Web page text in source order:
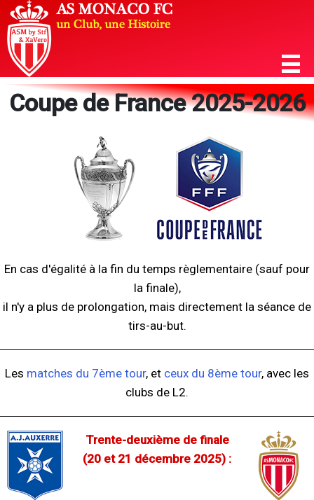
Coupe de France 2025-2026
En cas d'égalité à la fin du temps règlementaire (sauf pour
la finale),
il n'y a plus de prolongation, mais directement la séance de
tirs-au-but.
Les matches du 7ème tour, et ceux du 8ème tour, avec les
clubs de L2.
Trente-deuxième de finale
(20 et 21 décembre 2025) :